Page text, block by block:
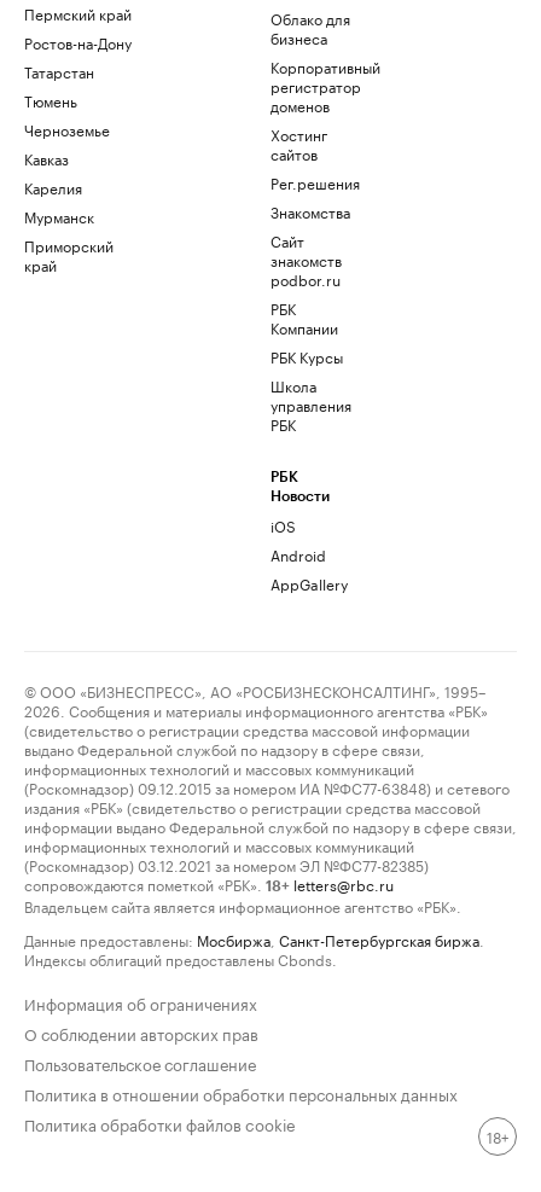
Пермский край
Ростов-на-Дону
Татарстан
Тюмень
Черноземье
Кавказ
Карелия
Мурманск
Приморский
край
Облако для
бизнеса
Корпоративный
регистратор
доменов
Хостинг
сайтов
Рег.решения
Знакомства
Сайт
знакомств
podbor.ru
РБК
Компании
РБК Курсы
Школа
управления
РБК
РБК
Новости
iOS
Android
AppGallery
© ООО «БИЗНЕСПРЕСС», АО «РОСБИЗНЕСКОНСАЛТИНГ», 1995–
2026. Сообщения и материалы информационного агентства «РБК»
(свидетельство о регистрации средства массовой информации
выдано Федеральной службой по надзору в сфере связи,
информационных технологий и массовых коммуникаций
(Роскомнадзор) 09.12.2015 за номером ИА №ФС77-63848) и сетевого
издания «РБК» (свидетельство о регистрации средства массовой
информации выдано Федеральной службой по надзору в сфере связи,
информационных технологий и массовых коммуникаций
(Роскомнадзор) 03.12.2021 за номером ЭЛ №ФС77-82385)
сопровождаются пометкой «РБК».
18+ letters@rbc.ru
Владельцем сайта является информационное агентство «РБК».
Данные предоставлены: Мосбиржа Санкт-Петербургская биржа
Индексы облигаций предоставлены Cbonds.
Информация об ограничениях
О соблюдении авторских прав
Пользовательское соглашение
Политика в отношении обработки персональных данных
Политика обработки файлов cookie
18+